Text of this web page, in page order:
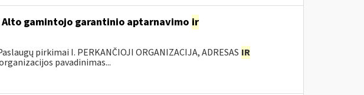
gamintojo garantinio aptarnavimo ir
pirkimai I. PERKANČIOJI ORGANIZACIJA, ADRESAS IR
pavadinimas...